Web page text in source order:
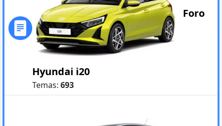
Foro
Hyundai i20
Temas: 693